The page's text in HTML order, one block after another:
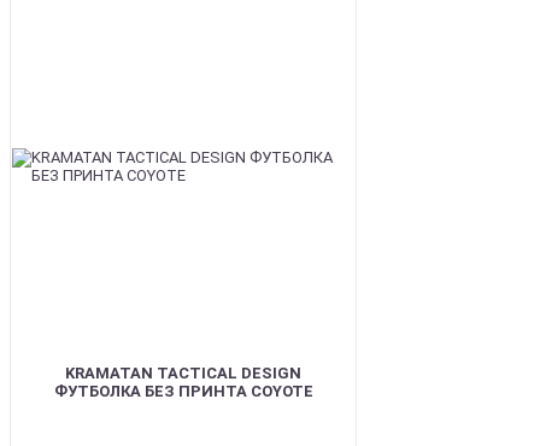
KRAMATAN TACTICAL DESIGN
ФУТБОЛКА БЕЗ ПРИНТА COYOTE